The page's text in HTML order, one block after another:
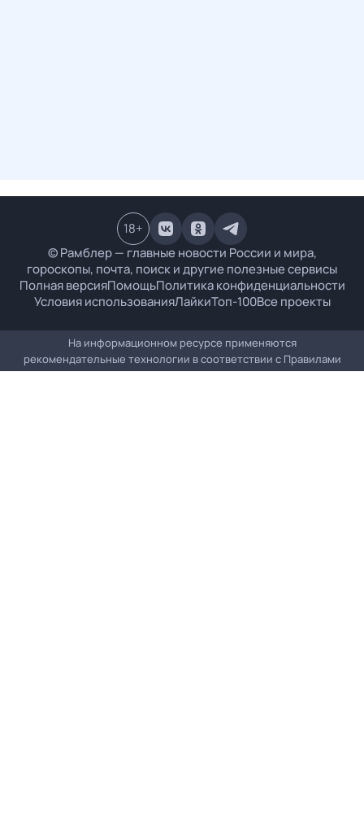
© Рамблер — главные новости России и мира,
гороскопы, почта, поиск и другие полезные сервисы
Полная версияПомощьПолитика конфиденциальности
Условия использованияЛайкиТоп-100Все проекты
18+
На информационном ресурсе применяются
рекомендательные технологии в соответствии с Правилами